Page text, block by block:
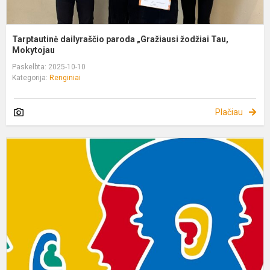
Tarptautinė dailyraščio paroda „Gražiausi žodžiai Tau,
Mokytojau
Paskelbta: 2025-10-10
Kategorija: Renginiai
Plačiau